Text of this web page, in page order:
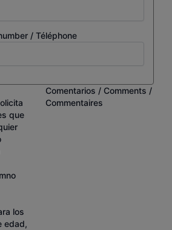
/ Téléphone
que
los
edad,
Comentarios / Comments /
Commentaires